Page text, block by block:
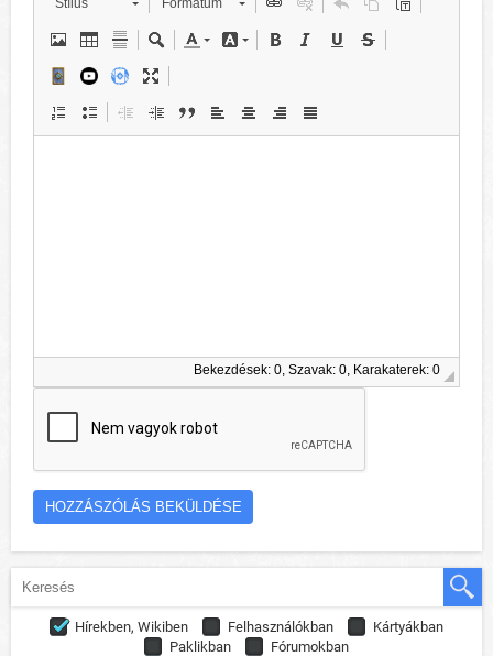
Stílus Formátum
Bekezdések: 0, Szavak: 0, Karakaterek: 0
Hírekben, Wikiben Felhasználókban
Kártyákban
Paklikban
Fórumokban